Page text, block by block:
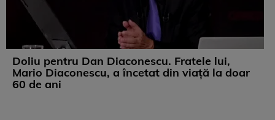
Doliu pentru Dan Diaconescu. Fratele lui,
Mario Diaconescu, a încetat din viață la doar
60 de ani